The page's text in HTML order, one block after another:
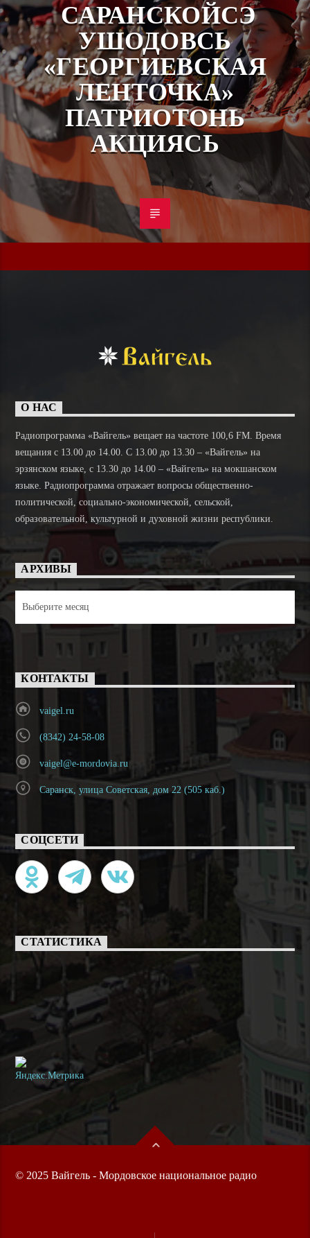
САРАНСКОЙСЭ
УШОДОВСЬ
«ГЕОРГИЕВСКАЯ
ЛЕНТОЧКА»
ПАТРИОТОНЬ
АКЦИЯСЬ
О НАС
Радиопрограмма «Вайгель» вещает на частоте 100,6 FM. Время
вещания с 13.00 до 14.00. C 13.00 до 13.30 – «Вайгель» на
эрзянском языке, с 13.30 до 14.00 – «Вайгель» на мокшанском
языке. Радиопрограмма отражает вопросы общественно-
политической, социально-экономической, сельской,
образовательной, культурной и духовной жизни республики.
АРХИВЫ
КОНТАКТЫ
vaigel.ru
(8342) 24-58-08
vaigel@e-mordovia.ru
Саранск, улица Советская, дом 22 (505 каб.)
СОЦСЕТИ
СТАТИСТИКА
© 2025 Вайгель - Мордовское национальное радио